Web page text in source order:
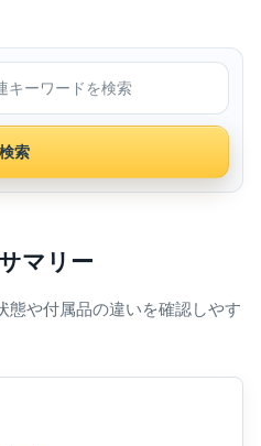
検索
マリー
態や付属品の違いを確認しやす